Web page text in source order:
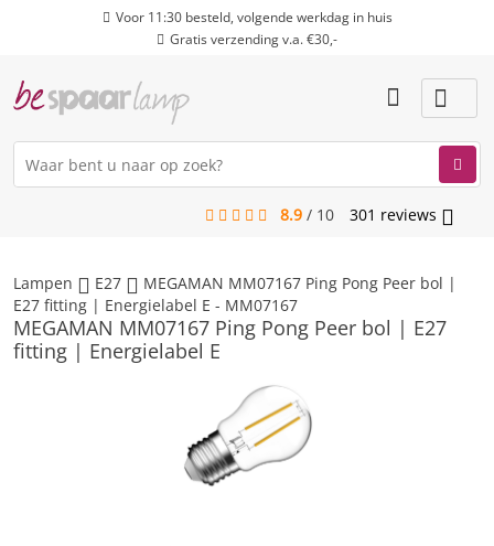
Voor 11:30 besteld, volgende werkdag in huis
Gratis verzending v.a. €30,-
8.9 / 10 301 reviews
Lampen E27
MEGAMAN MM07167 Ping Pong Peer bol |
E27 fitting | Energielabel E - MM07167
MEGAMAN MM07167 Ping Pong Peer bol | E27
fitting | Energielabel E